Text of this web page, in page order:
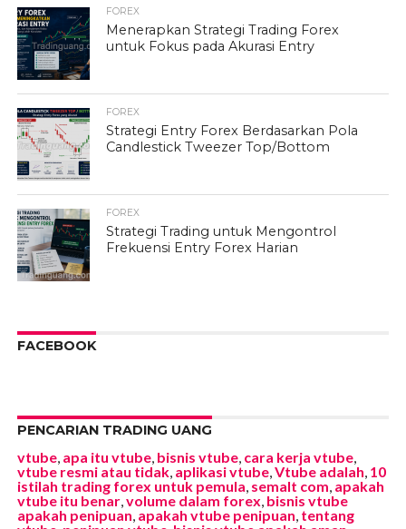
FOREX
Menerapkan Strategi Trading Forex
untuk Fokus pada Akurasi Entry
FOREX
Strategi Entry Forex Berdasarkan Pola
Candlestick Tweezer Top/Bottom
FOREX
Strategi Trading untuk Mengontrol
Frekuensi Entry Forex Harian
FACEBOOK
PENCARIAN TRADING UANG
vtube, apa itu vtube, bisnis vtube, cara kerja vtube,
vtube resmi atau tidak, aplikasi vtube,Vtube adalah, 10
istilah trading forex untuk pemula, semalt com, apakah
vtube itu benar,volume dalam forex, bisnis vtube
apakah penipuan, apakah vtube penipuan, tentang